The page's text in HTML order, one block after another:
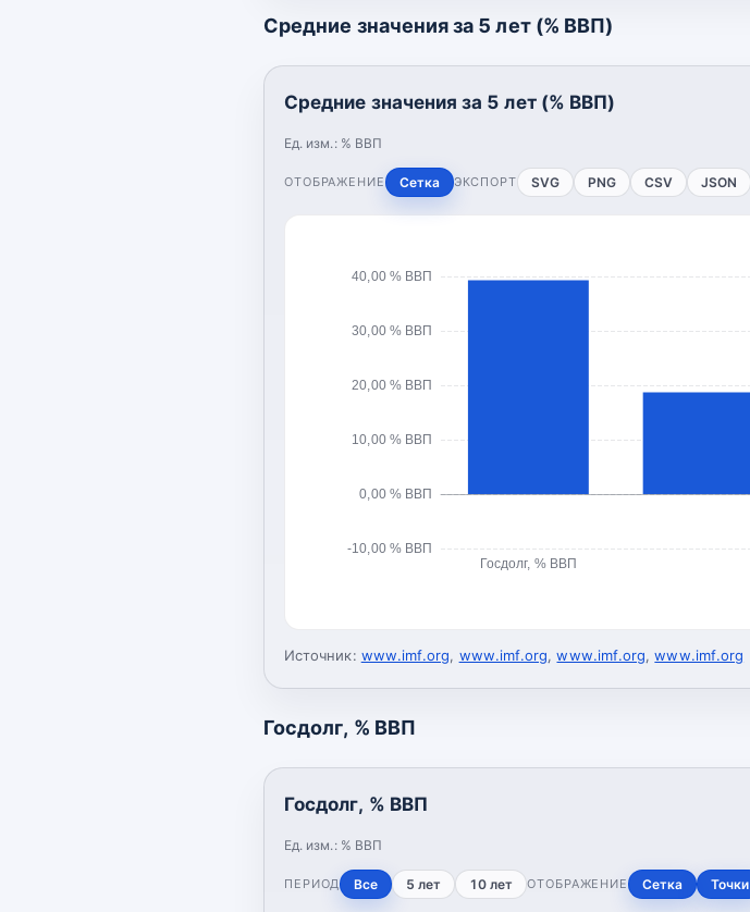
Средние значения за 5 лет (% ВВП)
Средние значения за 5 лет (% ВВП)
Ед. изм.: % ВВП
ОТОБРАЖЕНИЕ Сетка ЭКСПОРТ SVG PNG CSV JSON
-10,00 % ВВП
0,00 % ВВП
10,00 % ВВП
20,00 % ВВП
30,00 % ВВП
40,00 % ВВП
Госдолг, % ВВП
Источник: www.imf.org, www.imf.org,www.imf.org,www.imf.org
Госдолг, % ВВП
Госдолг, % ВВП
Ед. изм.: % ВВП
ПЕРИОД Все 5 лет 10 лет ОТОБРАЖЕНИЕ Сетка Точки